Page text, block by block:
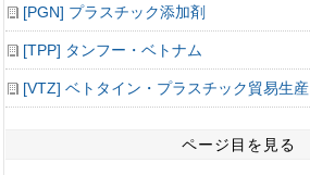
[PGN] プラスチック添加剤
[TPP] タンフー・ベトナム
[VTZ] ベトタイン・プラスチック貿易生産
ページ目を見る